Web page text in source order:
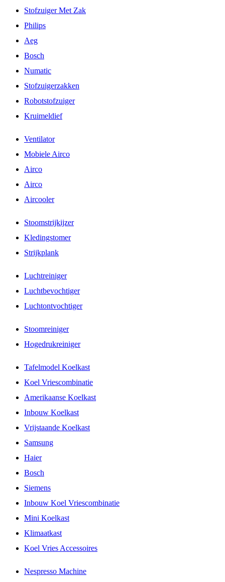
Stofzuiger Met Zak
Philips
Aeg
Bosch
Numatic
Stofzuigerzakken
Robotstofzuiger
Kruimeldief
Ventilator
Mobiele Airco
Airco
Airco
Aircooler
Stoomstrijkijzer
Kledingstomer
Strijkplank
Luchtreiniger
Luchtbevochtiger
Luchtontvochtiger
Stoomreiniger
Hogedrukreiniger
Tafelmodel Koelkast
Koel Vriescombinatie
Amerikaanse Koelkast
Inbouw Koelkast
Vrijstaande Koelkast
Samsung
Haier
Bosch
Siemens
Inbouw Koel Vriescombinatie
Mini Koelkast
Klimaatkast
Koel Vries Accessoires
Nespresso Machine